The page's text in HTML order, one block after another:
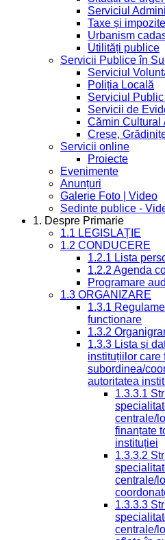
Serviciul
Taxe și impozite
Urbanism
Utilități publice
Servicii Publice în
Serviciul
Poliția Locală
Serviciul
Servicii de
Cămin Cultural
Creșe,
Servicii online
Proiecte
Evenimente
Anunțuri
Galerie Foto | Video
Sedinte publice -
1. Despre Primarie
1.1 LEGISLAȚIE
1.2 CONDUCERE
1.2.1 Lista
1.2.2 Agenda
Programare
1.3 ORGANIZARE
1.3.1
funcționare
1.3.2
1.3.3 Lista și
instituțiilor care
subordinea/
autoritatea
1.3.3.1
centrale/
finanțate
instituției
1.3.3.2
centrale/
1.3.3.3
centrale/